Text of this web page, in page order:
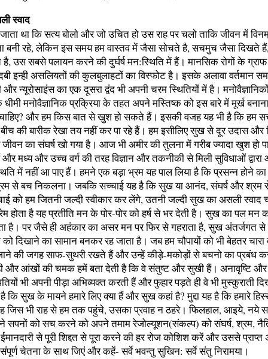
स्वाद
था कि सत्य बोलो और जो उचित हो उस राह पर चलो ताकि जीवन में
बनी रहे, लेकिन इस समय हम वास्तव में जैसा सोचते है, सचमुच जैसा दिखते
उस सबसे पलायन करने की दुर्घर्ष मन:स्थिति में हैं। मानसिक रोगों के
इन्ही असलियतों की कुलबुलाहटों का विस्फोट है। इसके अलावा वर्तमान
न्यूरोसाइंस का एक दूसरा द्वंद भी अपनी चरम स्थितियों में है।
मनोवैज्ञानिक प्रक्रिया के तहत अपने मस्तिष्क को इस बारे में मूर्ख
और हम किस बात से खुश हो सकते हैं। इसकी वजह यह भी है कि हम
की बारीक रेखा तय नहीं कर पा रहे हैं। हम इसीलिए सुख से दूर उदास और
जीवन का संघर्ष खो गया है। आज भी अमीर की तुलना में गरीब ज्यादा खुश हो
और मध्य और उच्च वर्ग की तरह विज्ञान और तकनीकी से मिली सुविधाओं
में नहीं आ पाए हैं। हमने एक बड़ा भ्रम यह पाल लिया है कि प्रसन्न होने
से बच निकलना। जबकि सच्चाई यह है कि सुख या आनंद, संघर्ष और श्रम से
को हम जितनी जल्दी स्वीकार कर लेंगे, उतनी जल्दी सुख का असली स्वाद
होता है यह प्रतीति मन के पोर-पोर को हर्ष से भर देती है। सुख का पल मन
है। पर जैसे ही अहंकार का असर मन पर फिर से गहराता है, सुख अंतर्जगत
को दिखाने का सामान बनकर रह जाता है। जब हम चौपायों को भी बेहतर
की जगह साफ-सुथरी रखते हैं और उन्हें कीड़े-मकोड़ों से बचनो का प्रबंध
और आंखों की चमक हमें बता देती है कि वे संतुष्ट और सुखी हैं। अनावृष्टि
भी अपनी पीड़ा अभिव्यक्त करती हैं और फुहार पड़ते ही वे भी मुस्कुराती
है कि सुख के मायने हमारे लिए क्या हैं और सुख कहां है? मुद्दा यह है कि हमारे
जिस भी राह से हम तक पहुंचे, उसका प्रवाह न ठहरे। फिलहाल, आइये, नये
सपनों को सच करने को अपने तमाम रेजोल्यूशन(संकल्प) को संघर्ष, श्रम,
से पूरी शिद्दत से पूरा करने की हर रोज कोशिश करें और उससे
चेतना के साथ जिएं और कहें- सर्वे भवन्तु सुखिन: सर्वे संतु निरामया।